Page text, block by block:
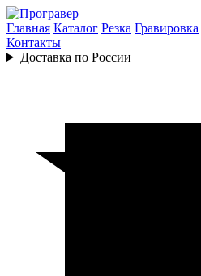
Главная Каталог Резка Гравировка
Контакты
Доставка по России